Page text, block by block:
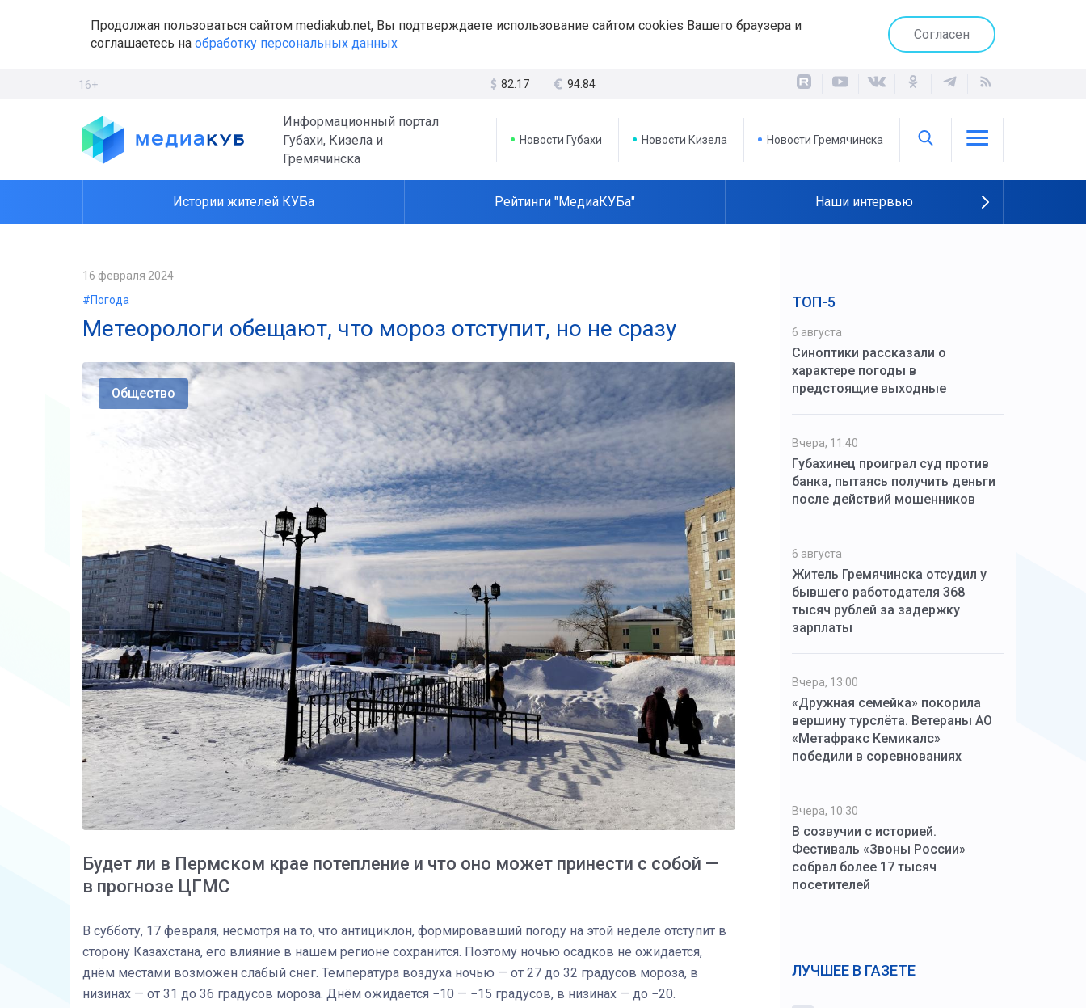
Продолжая пользоваться сайтом mediakub.net, Вы подтверждаете использование сайтом cookies Вашего браузера и
соглашаетесь на обработку персональных данных
Согласен
16+ 82.17 94.84
Информационный портал
Губахи, Кизела и
Гремячинска
Новости Губахи Новости Кизела Новости Гремячинска
Истории жителей КУБа Рейтинги "МедиаКУБа" Наши интервью
16 февраля 2024
#Погода
Метеорологи обещают, что мороз отступит, но не сразу
Общество
Будет ли в Пермском крае потепление и что оно может принести с собой —
в прогнозе ЦГМС
В субботу, 17 февраля, несмотря на то, что антициклон, формировавший погоду на этой неделе отступит в
сторону Казахстана, его влияние в нашем регионе сохранится. Поэтому ночью осадков не ожидается,
днём местами возможен слабый снег. Температура воздуха ночью — от 27 до 32 градусов мороза, в
низинах — от 31 до 36 градусов мороза. Днём ожидается −10 — −15 градусов, в низинах — до −20.
ТОП-5
6 августа
Синоптики рассказали о
характере погоды в
предстоящие выходные
Вчера, 11:40
Губахинец проиграл суд против
банка, пытаясь получить деньги
после действий мошенников
6 августа
Житель Гремячинска отсудил у
бывшего работодателя 368
тысяч рублей за задержку
зарплаты
Вчера, 13:00
«Дружная семейка» покорила
вершину турслёта. Ветераны АО
«Метафракс Кемикалс»
победили в соревнованиях
Вчера, 10:30
В созвучии с историей.
Фестиваль «Звоны России»
собрал более 17 тысяч
посетителей
ЛУЧШЕЕ В ГАЗЕТЕ